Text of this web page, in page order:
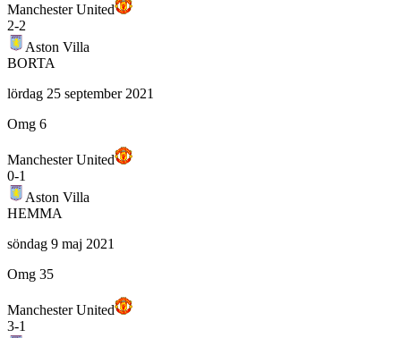
Manchester United
2-2
Aston Villa
BORTA
lördag 25 september 2021
Omg 6
Manchester United
0-1
Aston Villa
HEMMA
söndag 9 maj 2021
Omg 35
Manchester United
3-1